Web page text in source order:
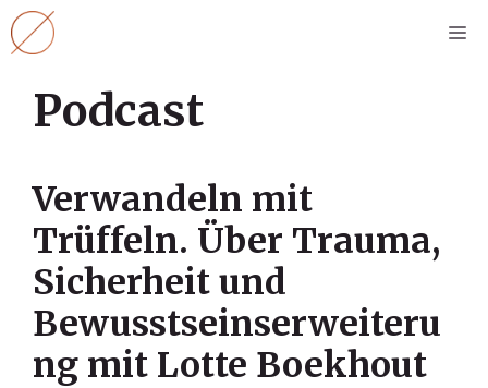
Zum
Inhalt
Podcast
Verwandeln mit
Trüffeln. Über Trauma,
Sicherheit und
Bewusstseinserweiteru
ng mit Lotte Boekhout